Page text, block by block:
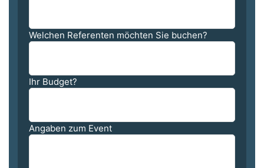
Welchen Referenten möchten Sie buchen?
Ihr Budget?
Angaben zum Event